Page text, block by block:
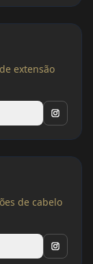
extensão
de cabelo